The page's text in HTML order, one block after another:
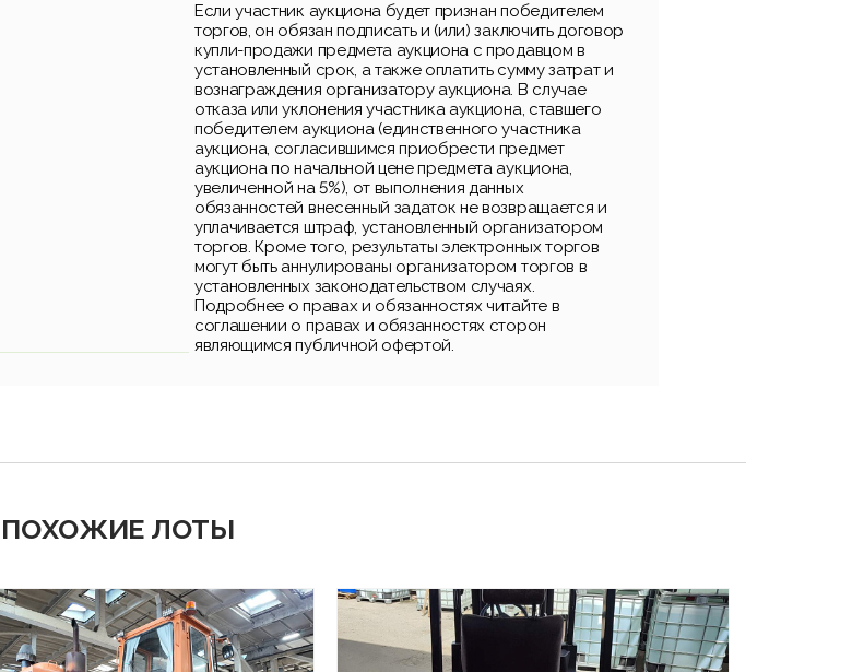
Если участник аукциона будет признан победителем
торгов, он обязан подписать и (или) заключить договор
купли-продажи предмета аукциона с продавцом в
установленный срок, а также оплатить сумму затрат и
вознаграждения организатору аукциона. В случае
отказа или уклонения участника аукциона, ставшего
победителем аукциона (единственного участника
аукциона, согласившимся приобрести предмет
аукциона по начальной цене предмета аукциона,
увеличенной на 5%), от выполнения данных
обязанностей внесенный задаток не возвращается и
уплачивается штраф, установленный организатором
торгов. Кроме того, результаты электронных торгов
могут быть аннулированы организатором торгов в
установленных законодательством случаях.
Подробнее о правах и обязанностях читайте в
соглашении о правах и обязанностях сторон
являющимся публичной офертой.
ПОХОЖИЕ ЛОТЫ